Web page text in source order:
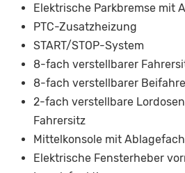
Elektrische Parkbremse mit
PTC-Zusatzheizung
START/STOP-System
8-fach verstellbarer
8-fach verstellbarer
2-fach verstellbare
Fahrersitz
Mittelkonsole mit Ablagefach
Elektrische Fensterheber